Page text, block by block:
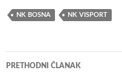
NK BOSNA NK VISPORT
Navigacija
PRETHODNI ČLANAK